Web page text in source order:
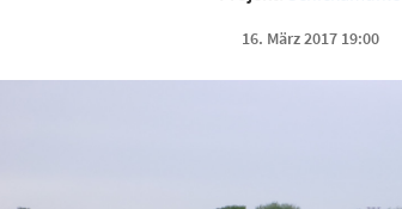
16. März 2017 19:00